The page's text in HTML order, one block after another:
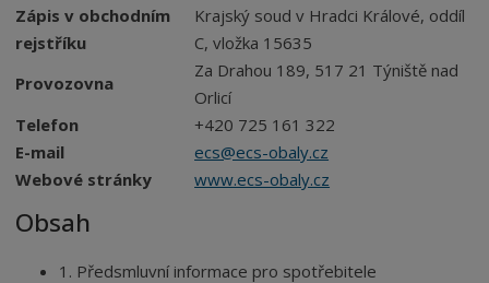
Zápis v obchodním
rejstříku
Krajský soud v Hradci Králové, oddíl
C, vložka 15635
Provozovna
Za Drahou 189, 517 21 Týniště nad
Orlicí
Telefon
+420 725 161 322
E-mail
ecs@ecs-obaly.cz
Webové stránky
www.ecs-obaly.cz
Obsah
1. Předsmluvní informace pro spotřebitele